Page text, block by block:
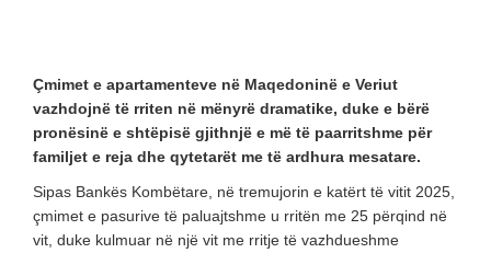
Çmimet e apartamenteve në Maqedoninë e Veriut
vazhdojnë të rriten në mënyrë dramatike, duke e bërë
pronësinë e shtëpisë gjithnjë e më të paarritshme për
familjet e reja dhe qytetarët me të ardhura mesatare.
Sipas Bankës Kombëtare, në tremujorin e katërt të vitit 2025,
çmimet e pasurive të paluajtshme u rritën me 25 përqind në
vit, duke kulmuar në një vit me rritje të vazhdueshme